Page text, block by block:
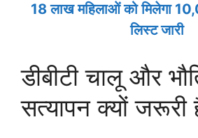
18 लाख महिलाओं को मिलेगा
लिस्ट जारी
डीबीटी चालू और
सत्यापन क्यों जरूरी